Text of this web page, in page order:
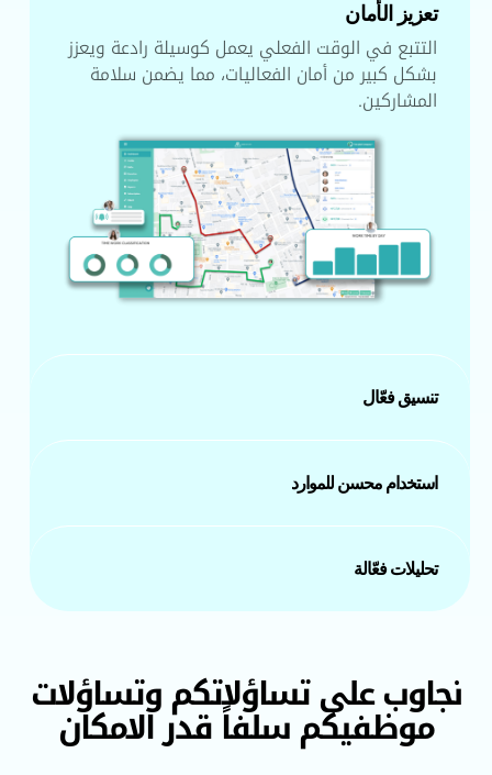
تعزيز الأمان
التتبع في الوقت الفعلي يعمل كوسيلة رادعة ويعزز
بشكل كبير من أمان الفعاليات، مما يضمن سلامة
المشاركين.
تنسيق فعّال
استخدام محسن للموارد
تحليلات فعّالة
نجاوب على تساؤلاتكم وتساؤلات
موظفيكم سلفاً قدر الامكان